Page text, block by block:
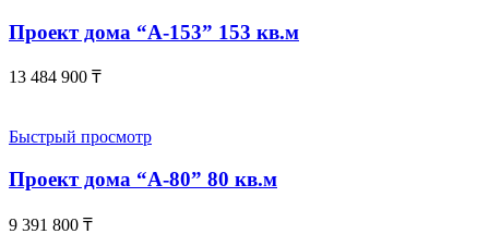
Проект дома “А-153” 153 кв.м
13 484 900 ₸
Быстрый просмотр
Проект дома “А-80” 80 кв.м
9 391 800 ₸